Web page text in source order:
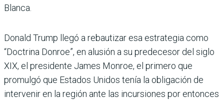
Blanca.
Donald Trump llegó a rebautizar esa estrategia como
“Doctrina Donroe”, en alusión a su predecesor del siglo
XIX, el presidente James Monroe, el primero que
promulgó que Estados Unidos tenía la obligación de
intervenir en la región ante las incursiones por entonces